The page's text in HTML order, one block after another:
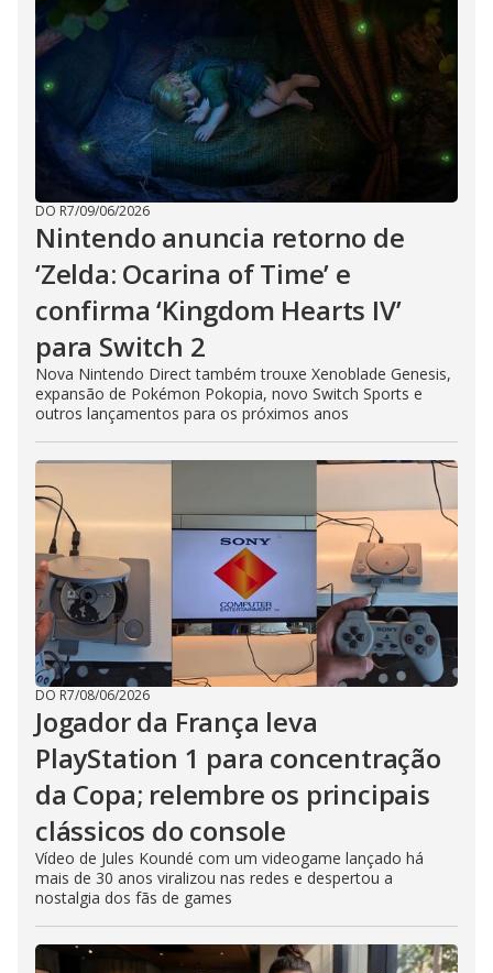
DO R7/09/06/2026
Nintendo anuncia retorno de
‘Zelda: Ocarina of Time’ e
confirma ‘Kingdom Hearts IV’
para Switch 2
Nova Nintendo Direct também trouxe Xenoblade Genesis,
expansão de Pokémon Pokopia, novo Switch Sports e
outros lançamentos para os próximos anos
DO R7/08/06/2026
Jogador da França leva
PlayStation 1 para concentração
da Copa; relembre os principais
clássicos do console
Vídeo de Jules Koundé com um videogame lançado há
mais de 30 anos viralizou nas redes e despertou a
nostalgia dos fãs de games